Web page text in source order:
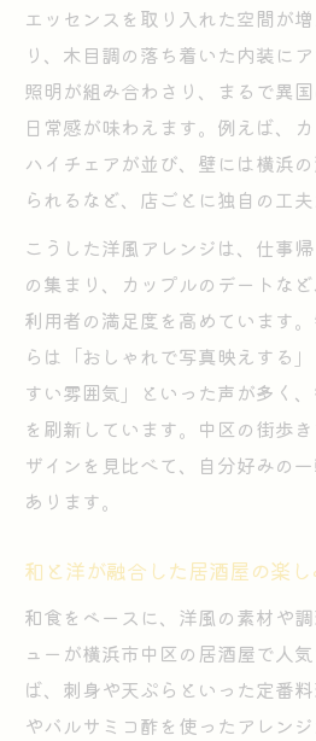
街歩きが楽しくなる居
横浜市中区の居酒屋が
居酒屋選びで味わえる
異国情緒漂う場所で居酒屋
異国情緒を感じる居酒
間
居酒屋文化と横浜の歴
居酒屋で味わう多様な
街の雰囲気と居酒屋の
方法
異国情緒と居酒屋体験
初めての居酒屋訪問時に知
う
安心して楽しむための
居酒屋注文や会計の流
性
店ごとの居酒屋ルール
エッセンスを取り入れた空間が
り、木目調の落ち着いた内装に
照明が組み合わさり、まるで異
日常感が味わえます。例えば、
ハイチェアが並び、壁には横浜
られるなど、店ごとに独自の工夫
こうした洋風アレンジは、仕事
の集まり、カップルのデートな
利用者の満足度を高めています
らは「おしゃれで写真映えする
すい雰囲気」といった声が多く
を刷新しています。中区の街歩
ザインを見比べて、自分好みの
あります。
和と洋が融合した居酒屋の楽
和食をベースに、洋風の素材や
ューが横浜市中区の居酒屋で人
ば、刺身や天ぷらといった定番
やバルサミコ酢を使ったアレン